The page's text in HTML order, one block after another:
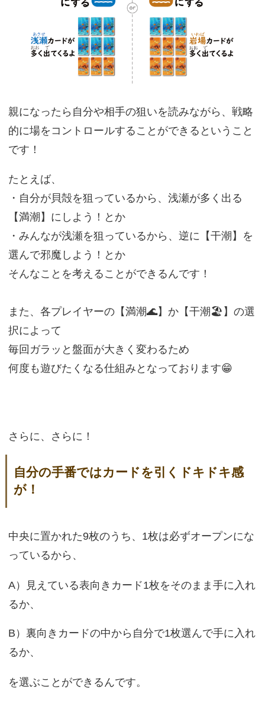
親になったら自分や相手の狙いを読みながら、戦略
的に場をコントロールすることができるということ
です！
たとえば、
・自分が貝殻を狙っているから、浅瀬が多く出る
【満潮】にしよう！とか
・みんなが浅瀬を狙っているから、逆に【干潮】を
選んで邪魔しよう！とか
そんなことを考えることができるんです！
また、各プレイヤーの【満潮🌊】か【干潮🏖️】の選
択によって
毎回ガラッと盤面が大きく変わるため
何度も遊びたくなる仕組みとなっております😁
さらに、さらに！
自分の手番ではカードを引くドキドキ感
が！
中央に置かれた9枚のうち、1枚は必ずオープンにな
っているから、
A）見えている表向きカード1枚をそのまま手に入れ
るか、
B）裏向きカードの中から自分で1枚選んで手に入れ
るか、
を選ぶことができるんです。